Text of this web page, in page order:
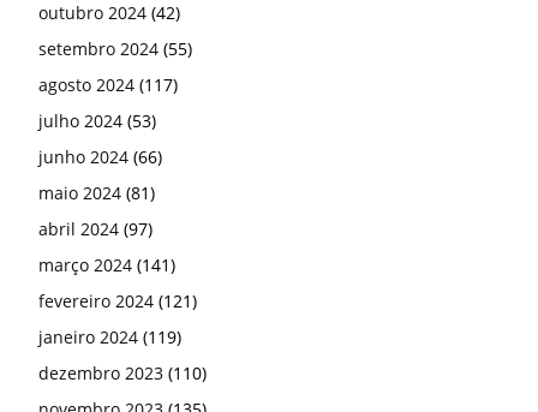
outubro 2024 (42)
setembro 2024 (55)
agosto 2024 (117)
julho 2024 (53)
junho 2024 (66)
maio 2024 (81)
abril 2024 (97)
março 2024 (141)
fevereiro 2024 (121)
janeiro 2024 (119)
dezembro 2023 (110)